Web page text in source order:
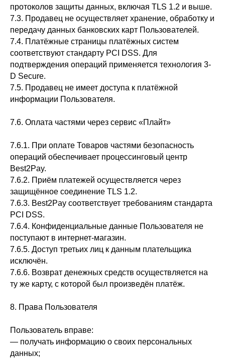
протоколов защиты данных, включая TLS 1.2 и выше.
7.3. Продавец не осуществляет хранение, обработку и
передачу данных банковских карт Пользователей.
7.4. Платёжные страницы платёжных систем
соответствуют стандарту PCI DSS. Для
подтверждения операций применяется технология 3-
D Secure.
7.5. Продавец не имеет доступа к платёжной
информации Пользователя.
7.6. Оплата частями через сервис «Плайт»
7.6.1. При оплате Товаров частями безопасность
операций обеспечивает процессинговый центр
Best2Pay.
7.6.2. Приём платежей осуществляется через
защищённое соединение TLS 1.2.
7.6.3. Best2Pay соответствует требованиям стандарта
PCI DSS.
7.6.4. Конфиденциальные данные Пользователя не
поступают в интернет-магазин.
7.6.5. Доступ третьих лиц к данным плательщика
исключён.
7.6.6. Возврат денежных средств осуществляется на
ту же карту, с которой был произведён платёж.
8. Права Пользователя
Пользователь вправе:
— получать информацию о своих персональных
данных;